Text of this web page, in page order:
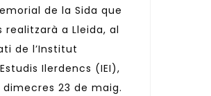
de la Sida que
realitzarà a Lleida, al
de l’Institut
Ilerdencs (IEI),
dimecres 23 de maig.